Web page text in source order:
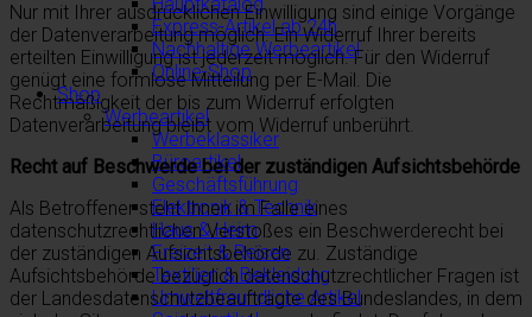
Express-Artikel ab 24h
Nachhaltige Werbeartikel
Online-Shop
Shop
Werbeartikel
Werbeklassiker
Büroartikel
Geschäftsführung
Elektronik & Technik
Haus & Heim
Freizeit & Reisen
Textilien & Bekleidung
Umweltfreundliche Artikel
Nur mit Ihrer ausdrücklichen Einwilligung sind einige Vorgänge
der Datenverarbeitung möglich. Ein Widerruf Ihrer bereits
erteilten Einwilligung ist jederzeit möglich. Für den Widerruf
genügt eine formlose Mitteilung per E-Mail. Die
Rechtmäßigkeit der bis zum Widerruf erfolgten
Datenverarbeitung bleibt vom Widerruf unberührt.
Recht auf Beschwerde bei der zuständigen Aufsichtsbehörde
Als Betroffener steht Ihnen im Falle eines
datenschutzrechtlichen Verstoßes ein Beschwerderecht bei
der zuständigen Aufsichtsbehörde zu. Zuständige
Aufsichtsbehörde bezüglich datenschutzrechtlicher Fragen ist
der Landesdatenschutzbeauftragte des Bundeslandes, in dem